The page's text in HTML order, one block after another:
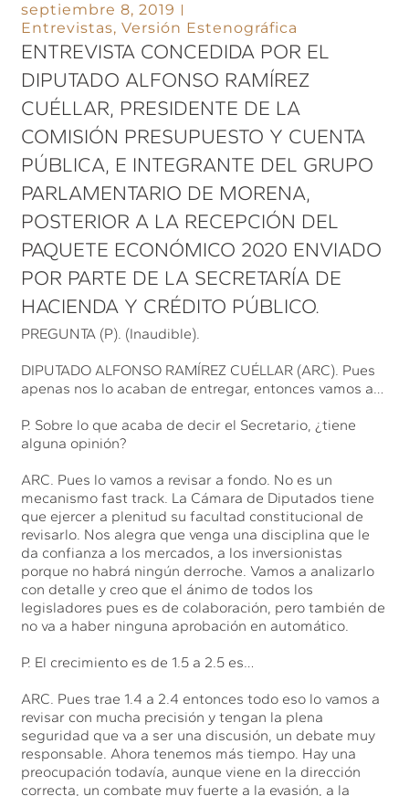
septiembre 8, 2019
Entrevistas,Versión Estenográfica
ENTREVISTA CONCEDIDA POR EL
DIPUTADO ALFONSO RAMÍREZ
CUÉLLAR, PRESIDENTE DE LA
COMISIÓN PRESUPUESTO Y CUENTA
PÚBLICA, E INTEGRANTE DEL GRUPO
PARLAMENTARIO DE MORENA,
POSTERIOR A LA RECEPCIÓN DEL
PAQUETE ECONÓMICO 2020 ENVIADO
POR PARTE DE LA SECRETARÍA DE
HACIENDA Y CRÉDITO PÚBLICO.
PREGUNTA (P). (Inaudible).
DIPUTADO ALFONSO RAMÍREZ CUÉLLAR (ARC). Pues
apenas nos lo acaban de entregar, entonces vamos a…
P. Sobre lo que acaba de decir el Secretario, ¿tiene
alguna opinión?
ARC. Pues lo vamos a revisar a fondo. No es un
mecanismo fast track. La Cámara de Diputados tiene
que ejercer a plenitud su facultad constitucional de
revisarlo. Nos alegra que venga una disciplina que le
da confianza a los mercados, a los inversionistas
porque no habrá ningún derroche. Vamos a analizarlo
con detalle y creo que el ánimo de todos los
legisladores pues es de colaboración, pero también de
no va a haber ninguna aprobación en automático.
P. El crecimiento es de 1.5 a 2.5 es…
ARC. Pues trae 1.4 a 2.4 entonces todo eso lo vamos a
revisar con mucha precisión y tengan la plena
seguridad que va a ser una discusión, un debate muy
responsable. Ahora tenemos más tiempo. Hay una
preocupación todavía, aunque viene en la dirección
correcta, un combate muy fuerte a la evasión, a la